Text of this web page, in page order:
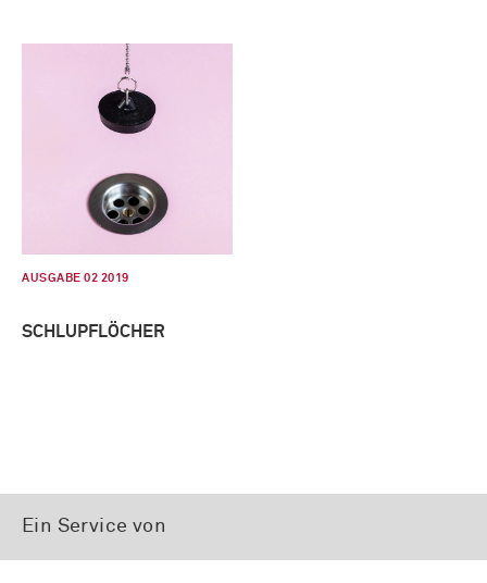
AUSGABE 02 2019
SCHLUPFLÖCHER
Ein Service von